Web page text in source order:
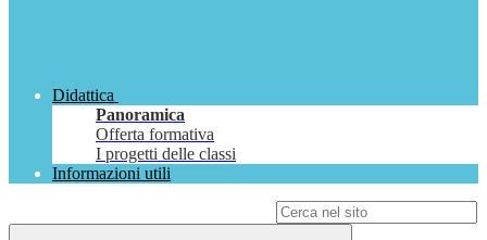
Didattica
Panoramica
Offerta formativa
I progetti delle classi
Informazioni utili